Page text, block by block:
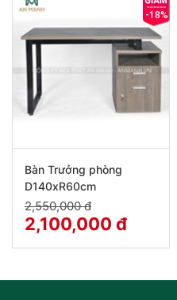
Bàn Trưởng phòng
D140xR60cm
2,550,000 đ
2,100,000 đ
-18%